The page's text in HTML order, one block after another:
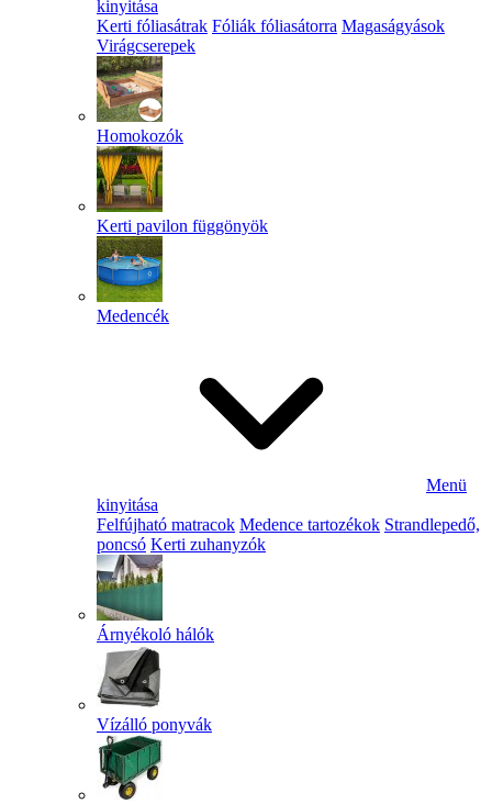
kinyitása
Kerti fóliasátrak Fóliák fóliasátorra Magaságyások
Virágcserepek
Homokozók
Kerti pavilon függönyök
Medencék
Menü
kinyitása
Felfújható matracok Medence tartozékok Strandlepedő,
poncsó Kerti zuhanyzók
Árnyékoló hálók
Vízálló ponyvák